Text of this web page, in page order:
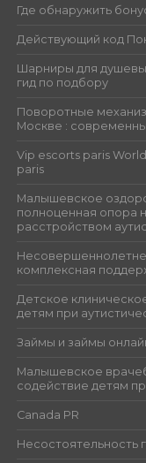
Где обнаружить
Действующий код
Шарниры для
гид по подбору
Поворотные
Москве :
Vip escorts paris
paris
Малышевское
полноценная опора
расстройством
комплексная
Детское
детям при
Займы и займы
Малышевское
содействие детям
Canada PR
Несостоятельность